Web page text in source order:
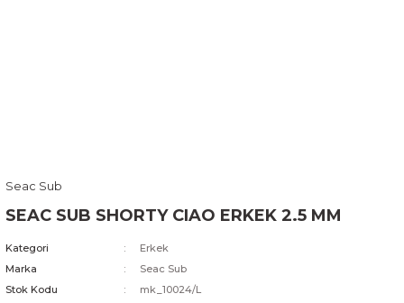
Seac Sub
SEAC SUB SHORTY CIAO ERKEK 2.5 MM
Kategori
Erkek
Marka
Seac Sub
Stok Kodu
mk_10024/L